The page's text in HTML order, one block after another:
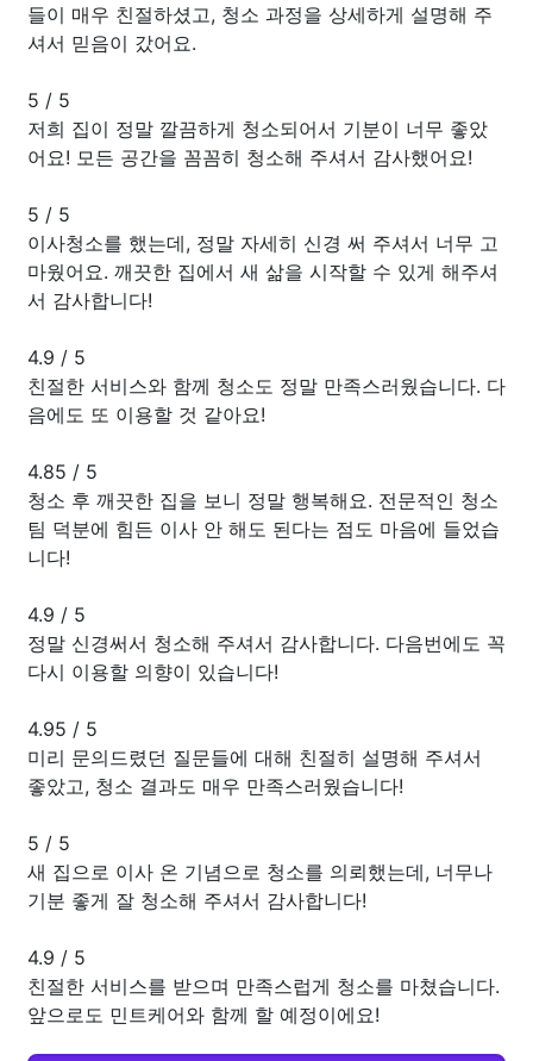
들이 매우 친절하셨고, 청소 과정을 상세하게 설명해 주
셔서 믿음이 갔어요.
5 / 5
저희 집이 정말 깔끔하게 청소되어서 기분이 너무 좋았
어요! 모든 공간을 꼼꼼히 청소해 주셔서 감사했어요!
5 / 5
이사청소를 했는데, 정말 자세히 신경 써 주셔서 너무 고
마웠어요. 깨끗한 집에서 새 삶을 시작할 수 있게 해주셔
서 감사합니다!
4.9 / 5
친절한 서비스와 함께 청소도 정말 만족스러웠습니다. 다
음에도 또 이용할 것 같아요!
4.85 / 5
청소 후 깨끗한 집을 보니 정말 행복해요. 전문적인 청소
팀 덕분에 힘든 이사 안 해도 된다는 점도 마음에 들었습
니다!
4.9 / 5
정말 신경써서 청소해 주셔서 감사합니다. 다음번에도 꼭
다시 이용할 의향이 있습니다!
4.95 / 5
미리 문의드렸던 질문들에 대해 친절히 설명해 주셔서
좋았고, 청소 결과도 매우 만족스러웠습니다!
5 / 5
새 집으로 이사 온 기념으로 청소를 의뢰했는데, 너무나
기분 좋게 잘 청소해 주셔서 감사합니다!
4.9 / 5
친절한 서비스를 받으며 만족스럽게 청소를 마쳤습니다.
앞으로도 민트케어와 함께 할 예정이에요!